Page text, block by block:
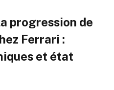
progression de
Ferrari :
et état